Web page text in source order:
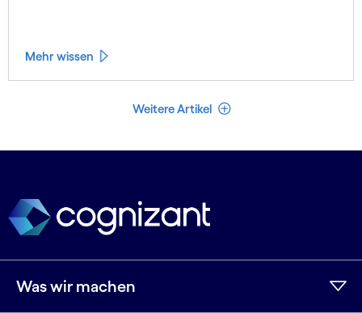
perception of your brand and influences customer
Mehr wissen
Weitere Artikel Weniger Artikel
Was wir machen